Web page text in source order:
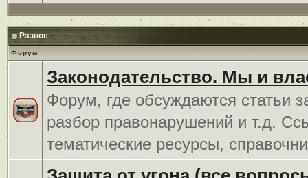
Разное
Форум
Законодательство. Мы и
Форум, где обсуждаются статьи
разбор правонарушений и т.д.
тематические ресурсы,